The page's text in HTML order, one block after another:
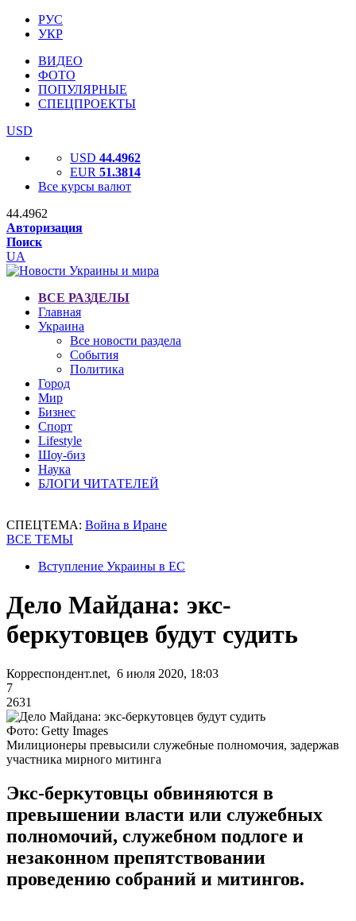
РУС
УКР
ВИДЕО
ФОТО
ПОПУЛЯРНЫЕ
СПЕЦПРОЕКТЫ
USD
USD 44.4962
EUR 51.3814
Все курсы валют
44.4962
Авторизация
Поиск
UA
ВСЕ РАЗДЕЛЫ
Главная
Украина
Все новости раздела
События
Политика
Город
Мир
Бизнес
Спорт
Lifestyle
Шоу-биз
Наука
БЛОГИ ЧИТАТЕЛЕЙ
СПЕЦТЕМА: Война в Иране
ВСЕ ТЕМЫ
Вступление Украины в ЕС
Дело Майдана: экс-
беркутовцев будут судить
Корреспондент.net, 6 июля 2020, 18:03
7
2631
Фото: Getty Images
Милиционеры превысили служебные полномочия, задержав
участника мирного митинга
Экс-беркутовцы обвиняются в
превышении власти или служебных
полномочий, служебном подлоге и
незаконном препятствовании
проведению собраний и митингов.